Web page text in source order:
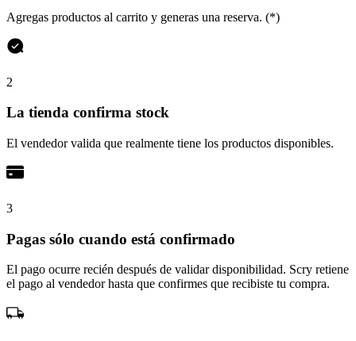
Agregas productos al carrito y generas una reserva. (*)
2
La tienda confirma stock
El vendedor valida que realmente tiene los productos disponibles.
3
Pagas sólo cuando está confirmado
El pago ocurre recién después de validar disponibilidad. Scry retiene
el pago al vendedor hasta que confirmes que recibiste tu compra.